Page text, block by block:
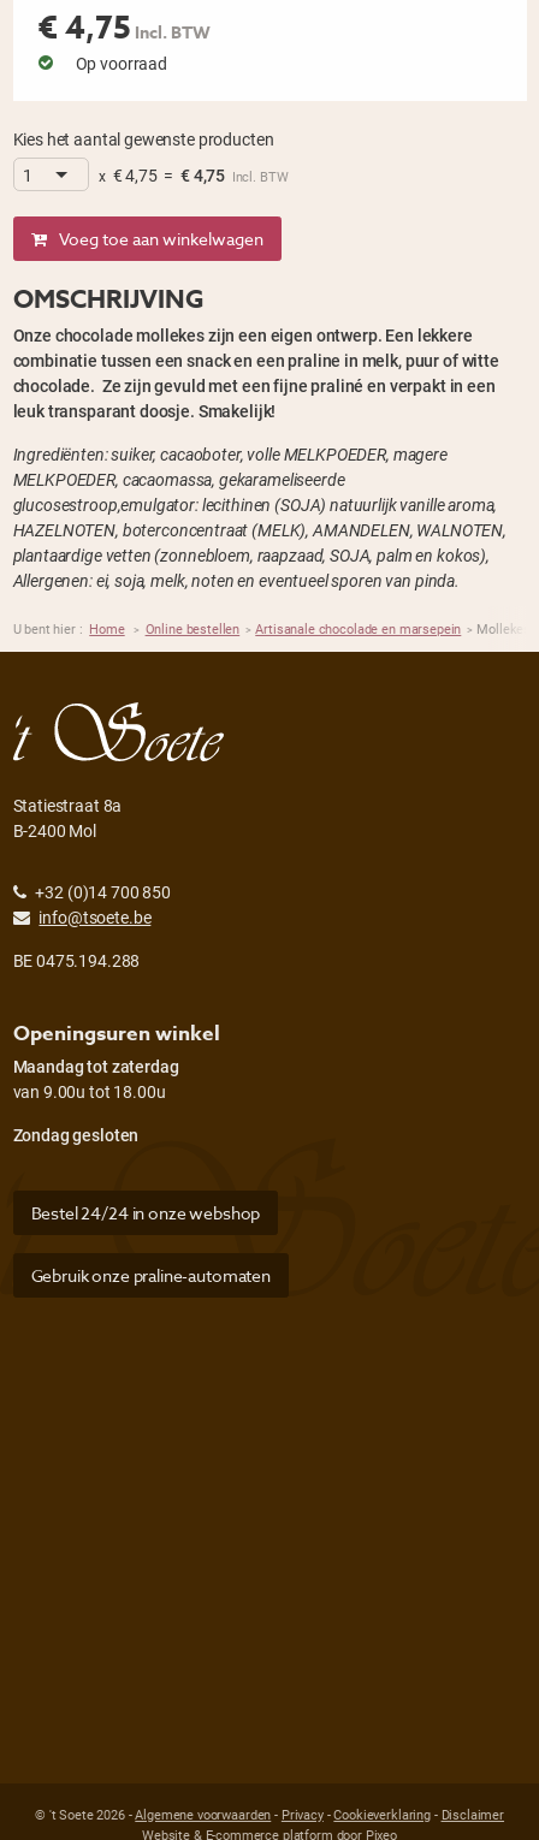
€ 4,75 Incl. BTW
Op voorraad
Kies het aantal gewenste producten
x€4,75= €4,75 Incl. BTW
Voeg toe aan winkelwagen
OMSCHRIJVING
Onze chocolade mollekes zijn een eigen ontwerp. Een lekkere
combinatie tussen een snack en een praline in melk, puur of witte
chocolade. Ze zijn gevuld met een fijne praliné en verpakt in een
leuk transparant doosje. Smakelijk!
Ingrediënten: suiker, cacaoboter, volle MELKPOEDER, magere
MELKPOEDER, cacaomassa, gekarameliseerde
glucosestroop,emulgator: lecithinen (SOJA) natuurlijk vanille aroma,
HAZELNOTEN, boterconcentraat (MELK), AMANDELEN, WALNOTEN,
plantaardige vetten (zonnebloem, raapzaad, SOJA, palm en kokos),
Allergenen: ei, soja, melk, noten en eventueel sporen van pinda.
U bent hier : Home > Online bestellen > Artisanale chocolade en marsepein > Mollekes
Statiestraat 8a
B-2400 Mol
+32 (0)14 700 850
info@tsoete.be
BE 0475.194.288
Openingsuren winkel
Maandag tot zaterdag
van 9.00u tot 18.00u
Zondag gesloten
Bestel 24/24 in onze webshop
Gebruik onze praline-automaten
© 't Soete 2026 -Algemene voorwaarden - Privacy-Cookieverklaring- Disclaimer
Website & E-commerce platform door Pixeo